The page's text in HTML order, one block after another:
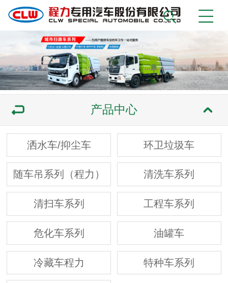
产品中心
洒水车/抑尘车 环卫垃圾车
随车吊系列（程力） 清洗车系列
清扫车系列 工程车系列
危化车系列 油罐车
冷藏车程力 特种车系列